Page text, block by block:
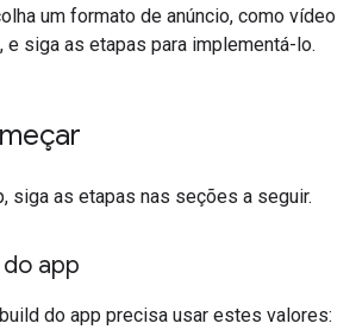
um formato de anúncio, como vídeo
e siga as etapas para implementá-lo.
siga as etapas nas seções a seguir.
app
do app precisa usar estes valores: